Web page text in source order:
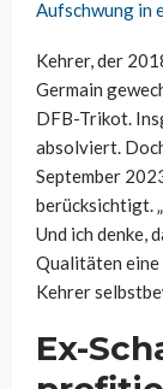
Aufschwung in
Kehrer, der
Germain
DFB-Trikot.
absolviert.
September
berücksichtigt.
Und ich denke,
Qualitäten eine
Kehrer
Ex-